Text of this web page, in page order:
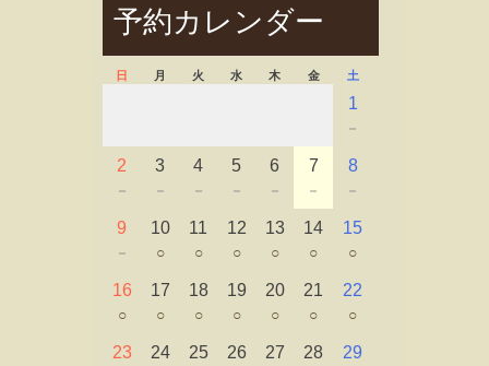
予約カレンダー
日 月 火 水 木 金 土
1
－
2
－
3
－
4
－
5
－
6
－
7
－
8
－
9
－
10
○
11
○
12
○
13
○
14
○
15
○
16
○
17
○
18
○
19
○
20
○
21
○
22
○
23 24 25 26 27 28 29